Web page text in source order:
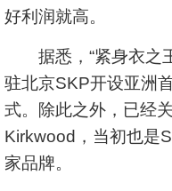
好利润就高。
据悉，“紧身衣之
驻北京SKP开设亚洲
式。除此之外，已经
Kirkwood，当初也是
家品牌。